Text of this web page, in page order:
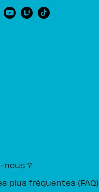
nous ?
plus fréquentes (FAQ)